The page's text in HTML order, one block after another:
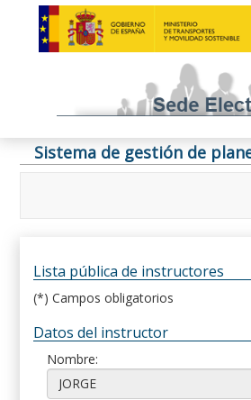
Sistema de gestión de
Lista pública de instructores
(*) Campos obligatorios
Datos del instructor
Nombre: